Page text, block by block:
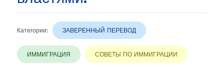
Категории: ЗАВЕРЕННЫЙ ПЕРЕВОД
ИММИГРАЦИЯ СОВЕТЫ ПО ИММИГРАЦИИ